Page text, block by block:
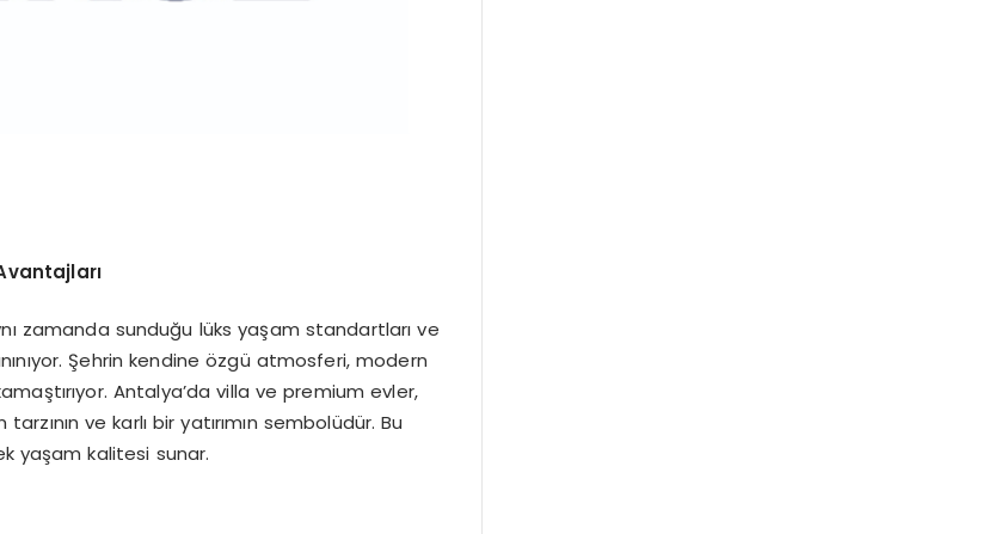
zamanda sunduğu lüks yaşam standartları ve
Şehrin kendine özgü atmosferi, modern
Antalya’da villa ve premium evler,
ve karlı bir yatırımın sembolüdür. Bu
yaşam kalitesi sunar.